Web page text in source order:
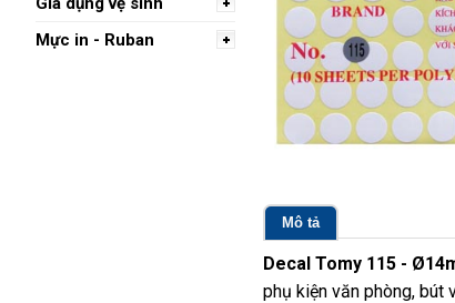
Mực in - Ruban
Mô tả
Decal Tomy 115 -
phụ kiện văn phòng, bút